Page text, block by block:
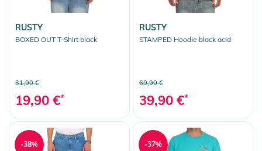
RUSTY
BOXED OUT T-Shirt black
31,90 €
19,90 €*
RUSTY
STAMPED Hoodie black acid
69,90 €
39,90 €*
-38% -37%